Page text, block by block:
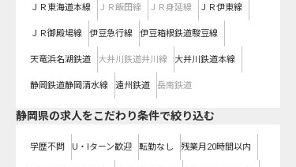
ＪＲ東海道本線 ＪＲ飯田線 ＪＲ身延線 ＪＲ伊東線
ＪＲ御殿場線 伊豆急行線 伊豆箱根鉄道駿豆線
天竜浜名湖鉄道 大井川鉄道井川線 大井川鉄道本線
静岡鉄道静岡清水線 遠州鉄道 岳南鉄道
静岡県の求人をこだわり条件で絞り込む
学歴不問 U・Iターン歓迎 転勤なし 残業月20時間以内